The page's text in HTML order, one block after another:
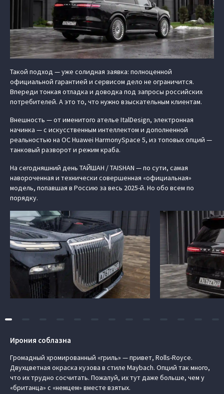
Такой подход — уже солидная заявка: полноценной
официальной гарантией и сервисом дело не ограничится.
Впереди тонкая отладка и доводка под запросы российских
потребителей. А это то, что нужно взыскательным клиентам.
Внешность — от именитого ателье ItalDesign, электронная
начинка — с искусственным интеллектом и дополненной
реальностью на ОС Huawei HarmonySpace 5, из топовых опций —
танковый разворот и режим краба.
На сегодняшний день ТАЙШАН / TAISHAN — по сути, самая
навороченная и технически совершенная «официальная»
модель, попавшая в Россию за весь 2025-й. Но обо всем по
порядку.
Ирония соблазна
Громадный хромированный «гриль» — привет, Rolls-Royce.
Двухцветная окраска кузова в стиле Maybach. Опций так много,
что их трудно сосчитать. Пожалуй, их тут даже больше, чем у
«британца» с «немцем» вместе взятых.